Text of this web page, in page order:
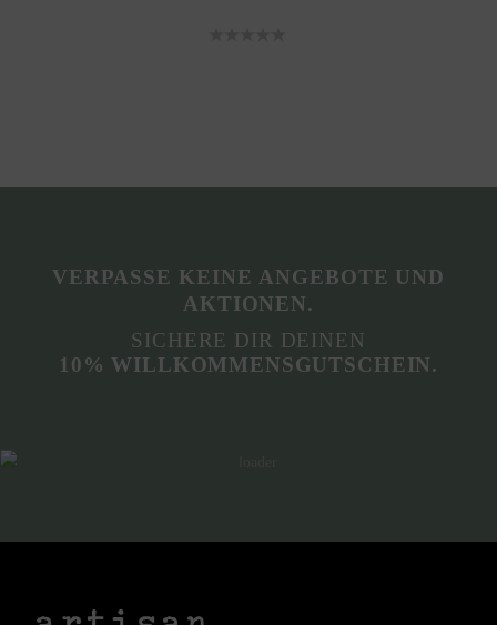
VERPASSE KEINE ANGEBOTE UND
AKTIONEN.
SICHERE DIR DEINEN
10% WILLKOMMENSGUTSCHEIN.